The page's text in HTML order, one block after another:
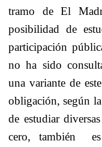
tramo de El
posibilidad de
participación
no ha sido
una variante de
obligación, según
de estudiar
cero, también